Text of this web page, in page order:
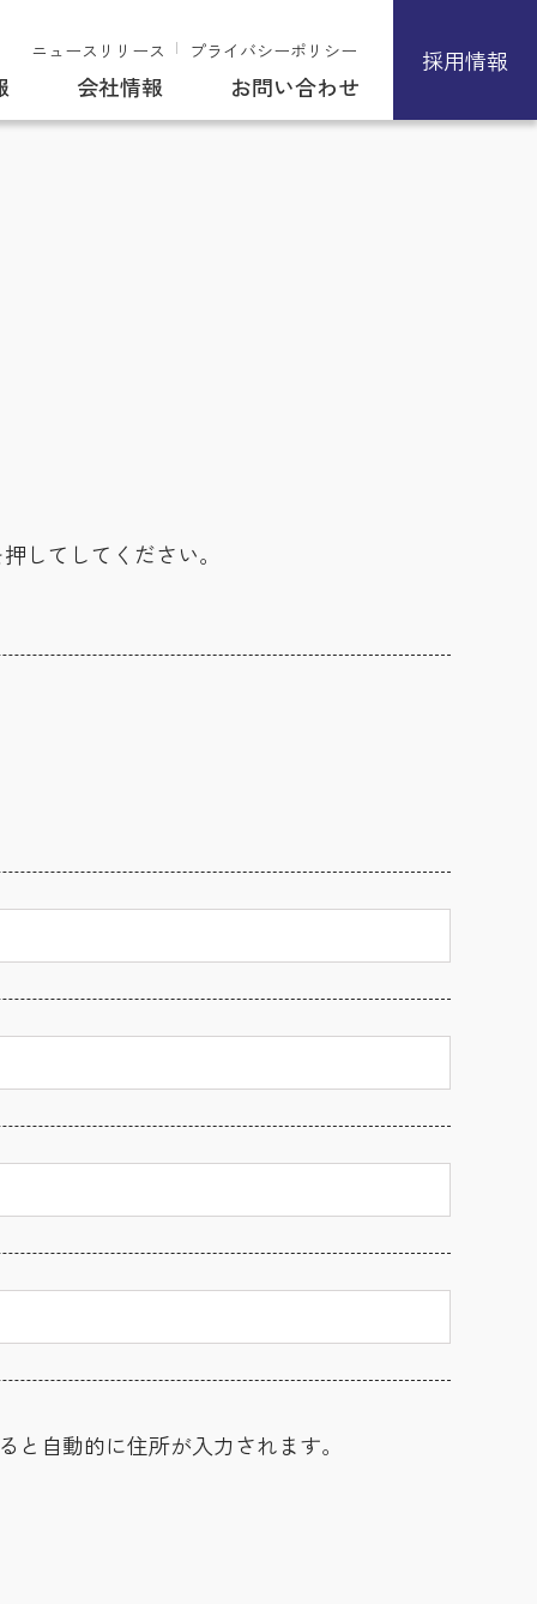
ニュースリリース プライバシーポリシー
会社情報 お問い合わせ
採用情報
してしてください。
と自動的に住所が入力されます。